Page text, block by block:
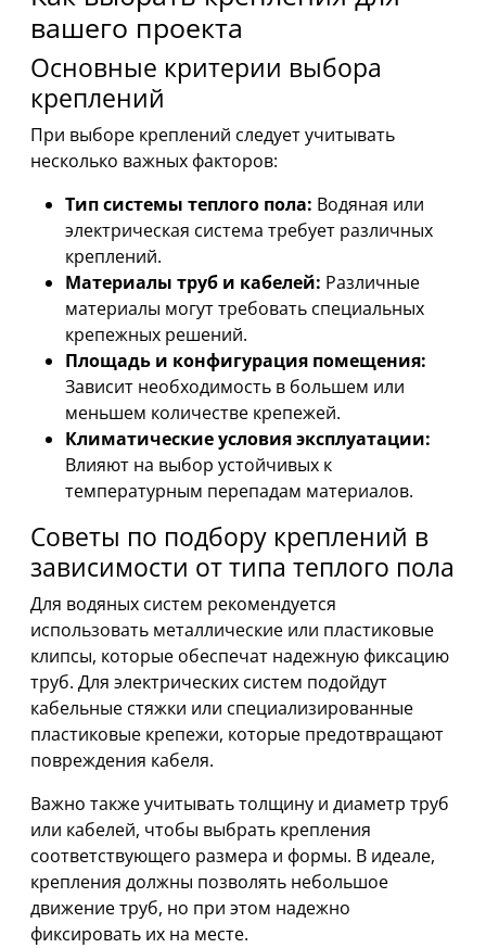
вашего проекта
Основные критерии выбора
креплений
При выборе креплений следует учитывать
несколько важных факторов:
Тип системы теплого пола: Водяная или
электрическая система требует различных
креплений.
Материалы труб и кабелей: Различные
материалы могут требовать специальных
крепежных решений.
Площадь и конфигурация помещения:
Зависит необходимость в большем или
меньшем количестве крепежей.
Климатические условия эксплуатации:
Влияют на выбор устойчивых к
температурным перепадам материалов.
Советы по подбору креплений в
зависимости от типа теплого пола
Для водяных систем рекомендуется
использовать металлические или пластиковые
клипсы, которые обеспечат надежную фиксацию
труб. Для электрических систем подойдут
кабельные стяжки или специализированные
пластиковые крепежи, которые предотвращают
повреждения кабеля.
Важно также учитывать толщину и диаметр труб
или кабелей, чтобы выбрать крепления
соответствующего размера и формы. В идеале,
крепления должны позволять небольшое
движение труб, но при этом надежно
фиксировать их на месте.